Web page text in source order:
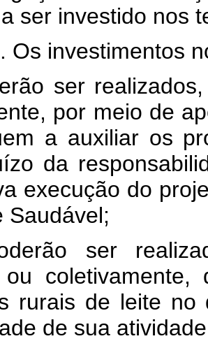
ser investido nos
. Os investimentos
ser
por meio de
a auxiliar os
da
execução do
Saudável;
ser
ou
rurais de leite no
de sua